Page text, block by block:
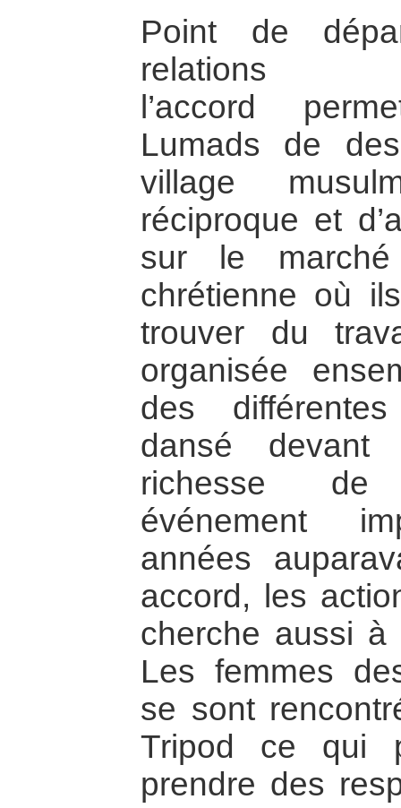
Point de
relations
l’accord
Lumads de
village
réciproque et
sur le
chrétienne où
trouver du
organisée
des
dansé devant
richesse de
événement
années
accord, les
cherche aussi à
Les femmes
se sont
Tripod ce qui
prendre des